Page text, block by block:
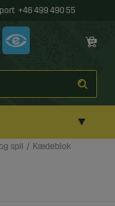
+46 499 490 55
▼
spil Kædeblok